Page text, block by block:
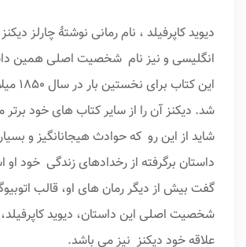
دیوید کاپرفیلد ، نام رمانی نوشتهٔ چارلز
انگلیسی و نیز نام شخصیت اصلی همین
این کتاب
شد. دیکنز آن را از سایر کتاب های خود
شاید از این رو که حوادث هیجان­انگیز و
داستان برگرفته از رخدادهای زندگی خود
گفت بیش از دیگر رمان های او، قالب
شخصیت اصلی این داستان، دیوید
علاقه خود دیکنز نیز می باشد.